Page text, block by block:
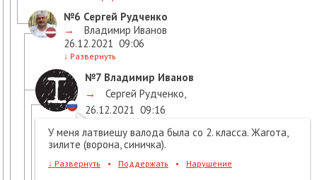
№6 Сергей Рудченко
→
Владимир Иванов
26.12.2021 09:06
↓ Развернуть
№7 Владимир Иванов
→
Сергей Рудченко
26.12.2021 09:16
У меня латвиешу валода была со 2. класса. Жагота,
зилите (ворона, синичка).
↓ Развернуть • Поддержать • Нарушение